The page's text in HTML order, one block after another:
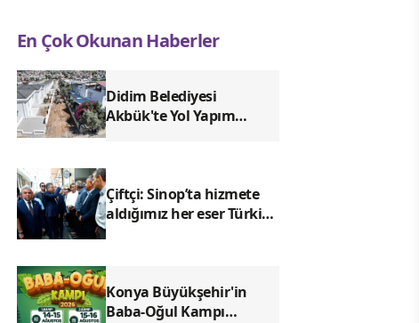
En Çok Okunan Haberler
Didim Belediyesi
Akbük'te Yol Yapım
Çiftçi: Sinop’ta hizmete
aldığımız her eser Türkiye
Konya Büyükşehir'in
Baba-Oğul Kampı